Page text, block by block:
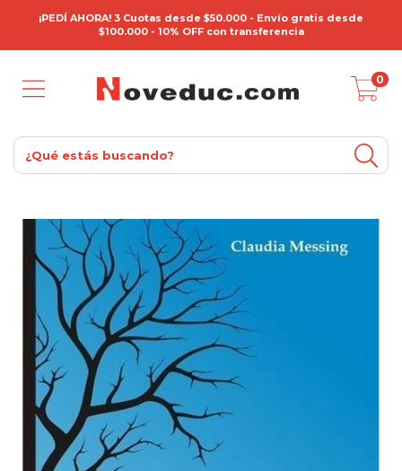
¡PEDÍ AHORA! 3 Cuotas desde $50.000 - Envío gratis desde
$100.000 - 10% OFF con transferencia
0